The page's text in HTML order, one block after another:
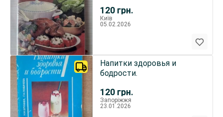
120 грн.
Київ
05.02.2026
120 грн.
Напитки здоровья и
бодрости.
Запоріжжя
23.01.2026